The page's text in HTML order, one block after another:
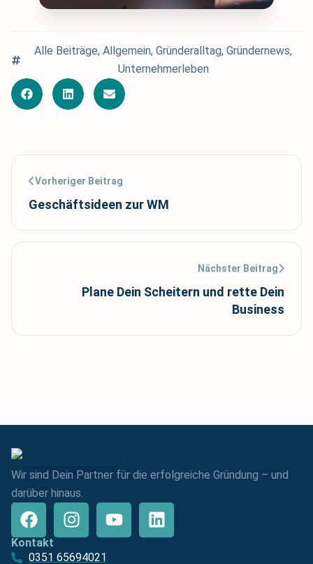
Alle Beiträge, Allgemein, Gründeralltag, Gründernews,
Unternehmerleben
Vorheriger Beitrag
Geschäftsideen zur WM
Nächster Beitrag
Plane Dein Scheitern und rette Dein
Business
Wir sind Dein Partner für die erfolgreiche Gründung – und
darüber hinaus.
Kontakt
0351 65694021